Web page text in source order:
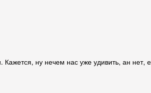
ну нечем нас уже удивить, ан нет,